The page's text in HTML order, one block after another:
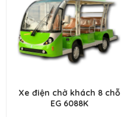
Xe điện chở khách 8 chỗ
EG 6088K